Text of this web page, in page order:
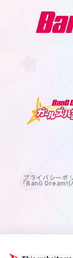
プライバシーポ
｢BanG Dream!(